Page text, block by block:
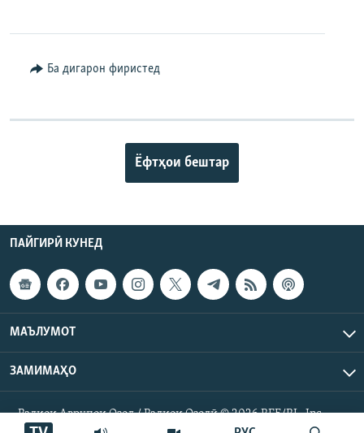
Ба дигарон фиристед
Ёфтҳои бештар
ПАЙГИРӢ КУНЕД
МАЪЛУМОТ
ЗАМИМАҲО
Радиои Аврупои Озод / Радиои Озодӣ © 2026 RFE/RL. Inc.
Ҳамаи ҳуқуқ маҳфуз аст.